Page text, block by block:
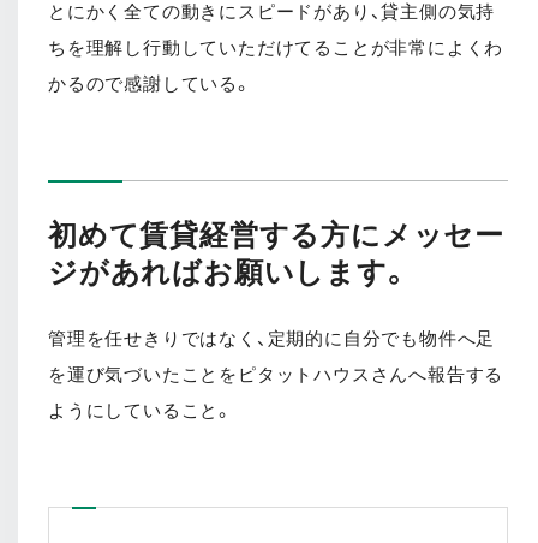
とにかく全ての動きにスピードがあり、貸主側の気持
ちを理解し行動していただけてることが非常によくわ
かるので感謝している。
初めて賃貸経営する方にメッセー
ジがあればお願いします。
管理を任せきりではなく、定期的に自分でも物件へ足
を運び気づいたことをピタットハウスさんへ報告する
ようにしていること。